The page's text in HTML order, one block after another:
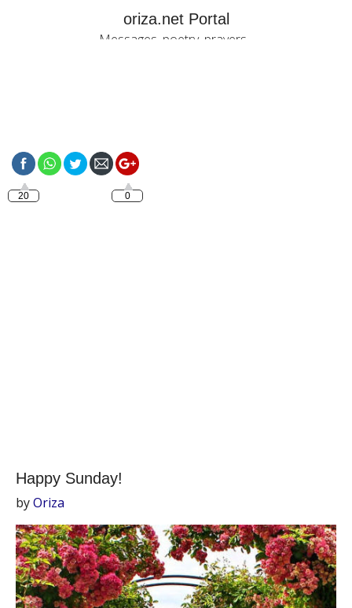
oriza.net Portal
Messages, poetry, prayers...
Happy Sunday!
byOriza
20 0